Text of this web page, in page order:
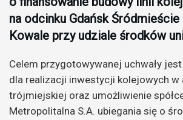
na odcinku Gdańsk Śródmieście
Kowale przy udziale środków
Celem przygotowywanej uchwały
dla realizacji inwestycji kolejowych w
trójmiejskiej oraz umożliwienie
Metropolitalna S.A. ubiegania się o